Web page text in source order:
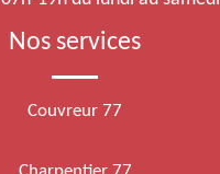
Nos services
Couvreur 77